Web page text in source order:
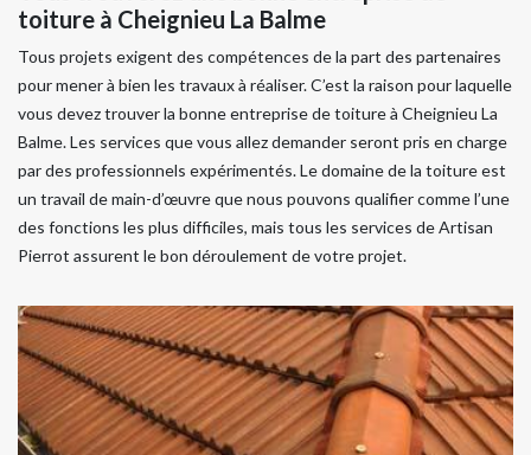
toiture à Cheignieu La Balme
Tous projets exigent des compétences de la part des partenaires
pour mener à bien les travaux à réaliser. C’est la raison pour laquelle
vous devez trouver la bonne entreprise de toiture à Cheignieu La
Balme. Les services que vous allez demander seront pris en charge
par des professionnels expérimentés. Le domaine de la toiture est
un travail de main-d’œuvre que nous pouvons qualifier comme l’une
des fonctions les plus difficiles, mais tous les services de Artisan
Pierrot assurent le bon déroulement de votre projet.